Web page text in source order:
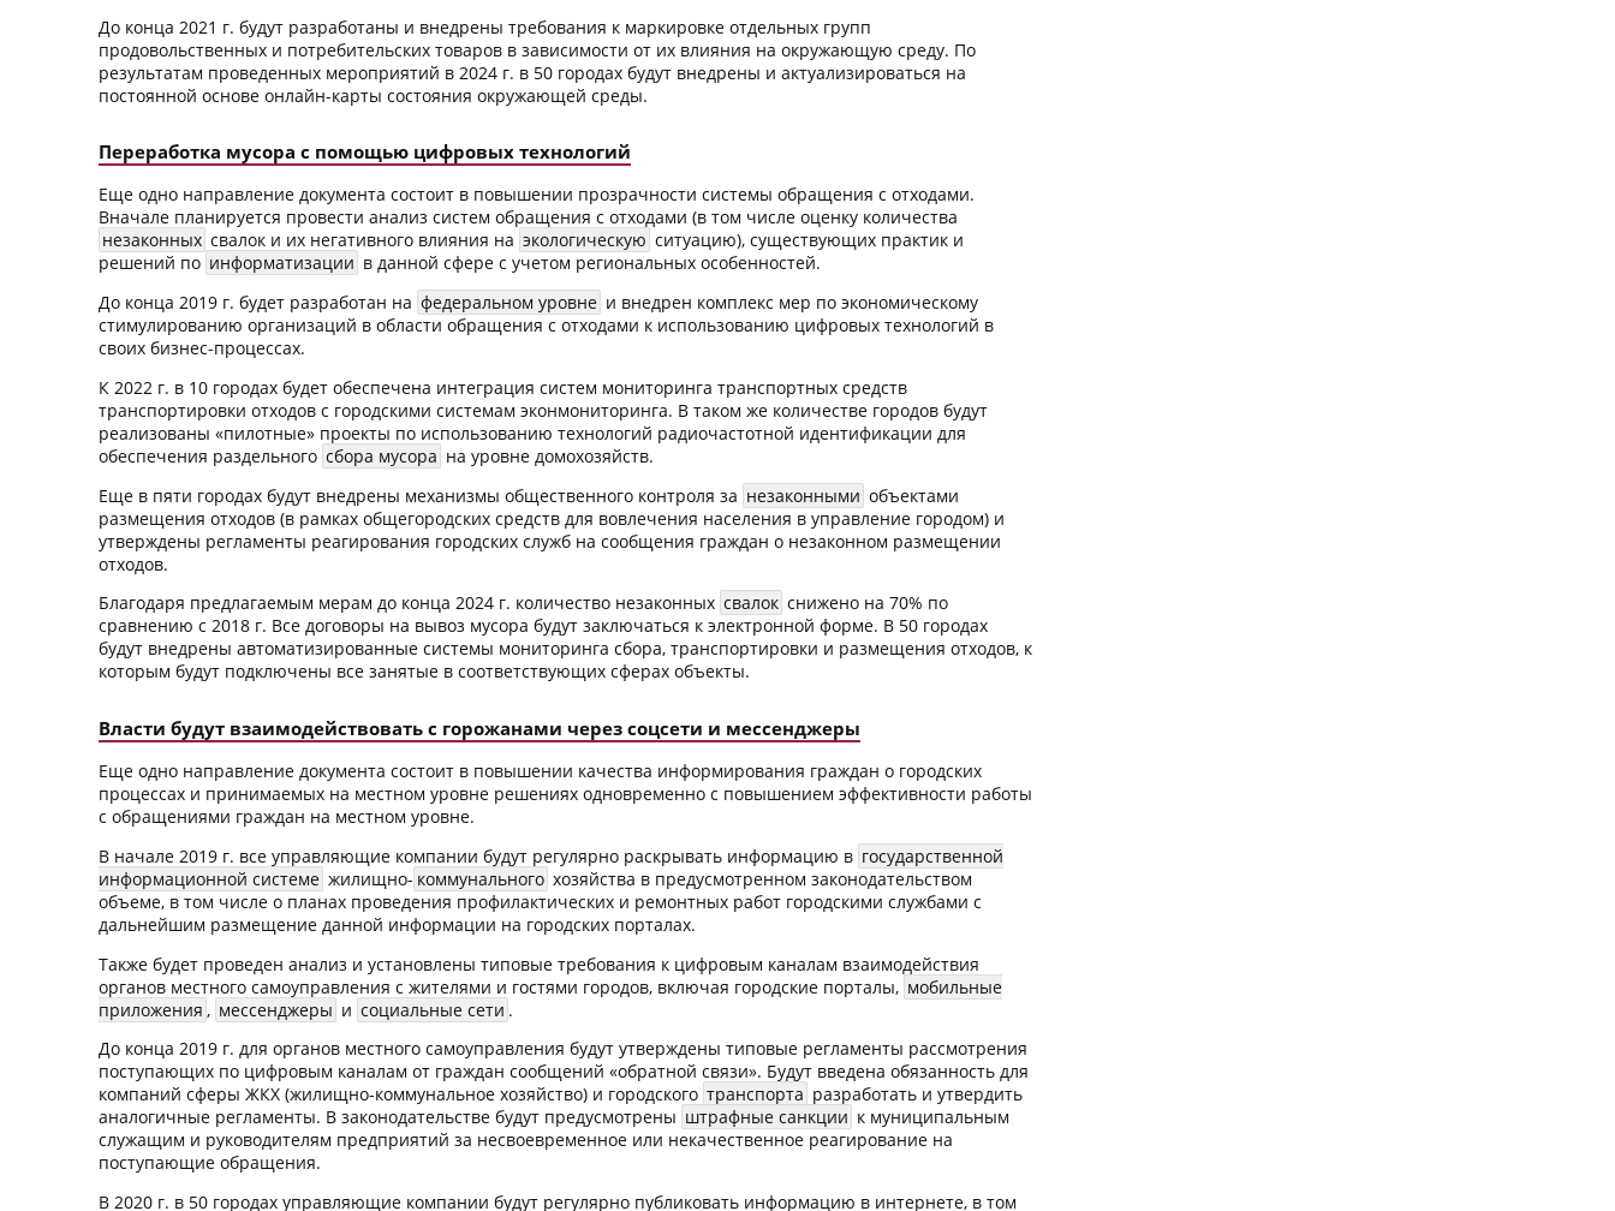
До конца 2021 г. будут разработаны и внедрены требования к маркировке отдельных групп
продовольственных и потребительских товаров в зависимости от их влияния на окружающую среду. По
результатам проведенных мероприятий в 2024 г. в 50 городах будут внедрены и актуализироваться на
постоянной основе онлайн-карты состояния окружающей среды.
Переработка мусора с помощью цифровых технологий
Еще одно направление документа состоит в повышении прозрачности системы обращения с отходами.
Вначале планируется провести анализ систем обращения с отходами (в том числе оценку количества
незаконных свалок и их негативного влияния на экологическую ситуацию), существующих практик и
решений по информатизации в данной сфере с учетом региональных особенностей.
До конца 2019 г. будет разработан на федеральном уровне и внедрен комплекс мер по экономическому
стимулированию организаций в области обращения с отходами к использованию цифровых технологий в
своих бизнес-процессах.
К 2022 г. в 10 городах будет обеспечена интеграция систем мониторинга транспортных средств
транспортировки отходов с городскими системам эконмониторинга. В таком же количестве городов будут
реализованы «пилотные» проекты по использованию технологий радиочастотной идентификации для
обеспечения раздельного сбора мусора на уровне домохозяйств.
Еще в пяти городах будут внедрены механизмы общественного контроля за незаконными объектами
размещения отходов (в рамках общегородских средств для вовлечения населения в управление городом) и
утверждены регламенты реагирования городских служб на сообщения граждан о незаконном размещении
отходов.
Благодаря предлагаемым мерам до конца 2024 г. количество незаконных свалок снижено на 70% по
сравнению с 2018 г. Все договоры на вывоз мусора будут заключаться к электронной форме. В 50 городах
будут внедрены автоматизированные системы мониторинга сбора, транспортировки и размещения отходов, к
которым будут подключены все занятые в соответствующих сферах объекты.
Власти будут взаимодействовать с горожанами через соцсети и мессенджеры
Еще одно направление документа состоит в повышении качества информирования граждан о городских
процессах и принимаемых на местном уровне решениях одновременно с повышением эффективности работы
с обращениями граждан на местном уровне.
В начале 2019 г. все управляющие компании будут регулярно раскрывать информацию в государственной
информационной системе жилищно- коммунального хозяйства в предусмотренном законодательством
объеме, в том числе о планах проведения профилактических и ремонтных работ городскими службами с
дальнейшим размещение данной информации на городских порталах.
Также будет проведен анализ и установлены типовые требования к цифровым каналам взаимодействия
органов местного самоуправления с жителями и гостями городов, включая городские порталы, мобильные
приложения , мессенджеры и социальные сети .
До конца 2019 г. для органов местного самоуправления будут утверждены типовые регламенты рассмотрения
поступающих по цифровым каналам от граждан сообщений «обратной связи». Будут введена обязанность для
компаний сферы ЖКХ (жилищно-коммунальное хозяйство) и городского транспорта разработать и утвердить
аналогичные регламенты. В законодательстве будут предусмотрены штрафные санкции к муниципальным
служащим и руководителям предприятий за несвоевременное или некачественное реагирование на
поступающие обращения.
В 2020 г. в 50 городах управляющие компании будут регулярно публиковать информацию в интернете, в том